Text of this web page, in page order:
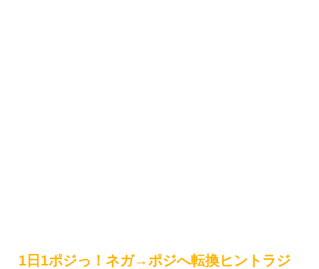
1日1ポジっ！ネガ→ポジへ転換ヒントラジ